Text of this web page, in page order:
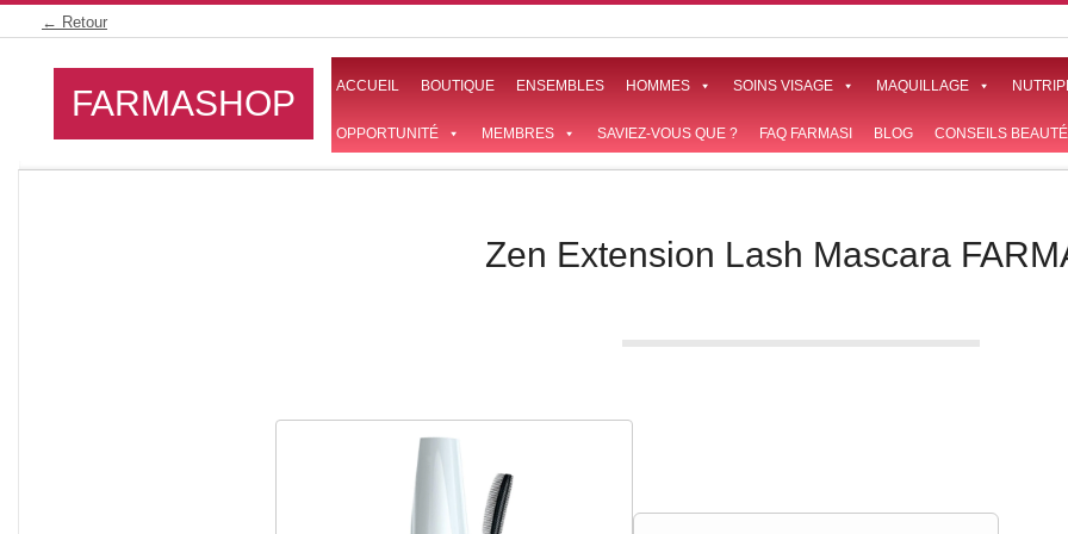
← Retour
FARMASHOP ACCUEIL BOUTIQUE ENSEMBLES HOMMES SOINS VISAGE MAQUILLAGE
OPPORTUNITÉ MEMBRES SAVIEZ-VOUS QUE ? FAQ FARMASI BLOG CONSEILS BEAUTÉ
Zen Extension Lash Mascara